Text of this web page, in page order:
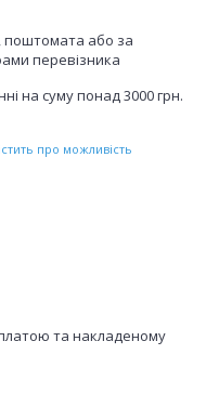
поштомата або за
перевізника
на суму понад 3000 грн.
про можливість
та накладеному